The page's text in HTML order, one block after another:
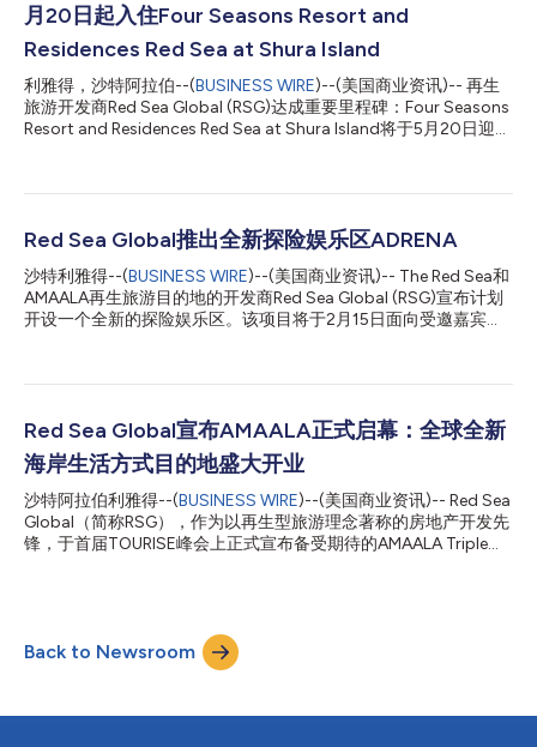
月20日起入住Four Seasons Resort and
Residences Red Sea at Shura Island
利雅得，沙特阿拉伯--(BUSINESS WIRE)--(美国商业资讯)-- 再生
旅游开发商Red Sea Global (RSG)达成重要里程碑：Four Seasons
Resort and Residences Red Sea at Shura Island将于5月20日迎来
作开发，标志着双方共同迈出了重要一步，同时也意味着RSG发展
旅游业规模化发展起到日益重要的作用。 “随着Four Seasons即将
服务内容，迎接我们年度最繁忙的旅游旺季。”Red Sea Global首
席执行官John Pagano表示， “我们旗下首个合资开发度假村的预
订通道正式开启，这对RSG也是重要的商业里程碑，既彰显了战略
Red Sea Global推出全新探险娱乐区ADRENA
沙特利雅得--(BUSINESS WIRE)--(美国商业资讯)-- The Red Sea和
AMAALA再生旅游目的地的开发商Red Sea Global (RSG)宣布计划
开设一个全新的探险娱乐区。该项目将于2月15日面向受邀嘉宾试
岛(Shura Island)仅一小段车程，将为游客提供从冲浪、尾波滑
然环境中，可提供适配不同心情的日间和夜间娱乐。夜幕降临后，
海滩俱乐部成为放松休憩之地。DJ播放动感十足的浩室音乐，美
味的南美美食搭配特调无酒精鸡尾酒套餐，一直供应到深夜。 Red
Sea Global集团首席执行官John Pagano表示：“我们这座特色探
险娱乐区不仅提供刺激体验，更诠释了滨海生活方式的自由——
活力、社区和与自然的联结。我们以可持续发展为核心打造
ADRENA，彰显对再生旅游的承诺，确保每位宾客无论白天黑夜都
Red Sea Global宣布AMAALA正式启幕：全球全新
海岸生活方式目的地盛大开业
沙特阿拉伯利雅得--(BUSINESS WIRE)--(美国商业资讯)-- Red Sea
Global（简称RSG），作为以再生型旅游理念著称的房地产开发先
锋，于首届TOURISE峰会上正式宣布备受期待的AMAALA Triple
度假胜地。 Red Sea Global首席执行官John Pagano表
示：“AMAALA一名源自阿拉伯语中意为‘希望’的词语，代表着一种
根植于沙特、以健康为核心的全新海岸生活方式。我们诚邀宾客与
休憩时光，还是阳光与海浪相伴的活力之旅。AMAALA传承了沙特
Back to Newsroom